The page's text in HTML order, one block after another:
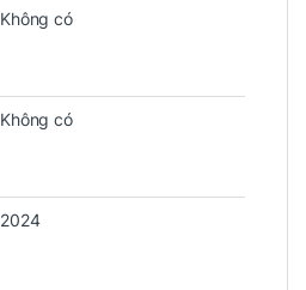
Không có
Không có
2024